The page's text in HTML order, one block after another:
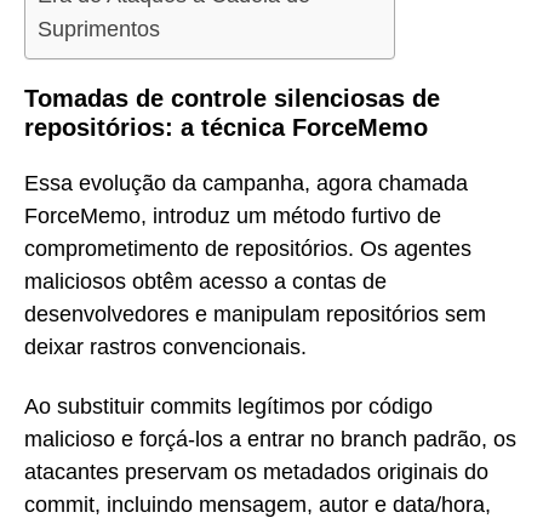
Suprimentos
Tomadas de controle silenciosas de
repositórios: a técnica ForceMemo
Essa evolução da campanha, agora chamada
ForceMemo, introduz um método furtivo de
comprometimento de repositórios. Os agentes
maliciosos obtêm acesso a contas de
desenvolvedores e manipulam repositórios sem
deixar rastros convencionais.
Ao substituir commits legítimos por código
malicioso e forçá-los a entrar no branch padrão, os
atacantes preservam os metadados originais do
commit, incluindo mensagem, autor e data/hora,